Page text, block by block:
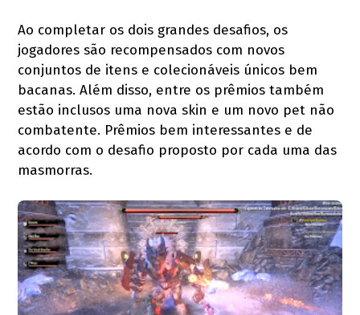
Ao completar os dois grandes desafios, os
jogadores são recompensados com novos
conjuntos de itens e colecionáveis únicos bem
bacanas. Além disso, entre os prêmios também
estão inclusos uma nova skin e um novo pet não
combatente. Prêmios bem interessantes e de
acordo com o desafio proposto por cada uma das
masmorras.